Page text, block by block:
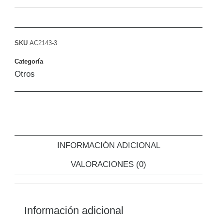
SKU AC2143-3
Categoría
Otros
INFORMACIÓN ADICIONAL
VALORACIONES (0)
Información adicional